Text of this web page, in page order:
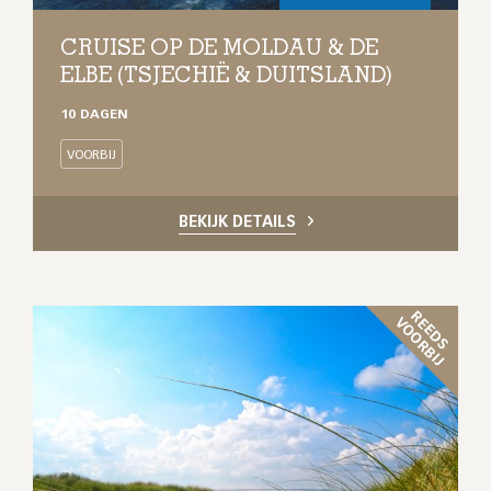
CRUISE OP DE MOLDAU & DE
ELBE (TSJECHIË & DUITSLAND)
10 DAGEN
VOORBIJ
BEKIJK DETAILS
R
E
E
D
S
V
O
O
R
B
I
J